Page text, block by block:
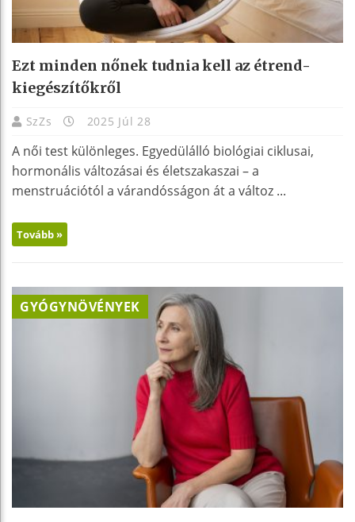
Ezt minden nőnek tudnia kell az étrend-
kiegészítőkről
SzZs 2025 Júl 28
A női test különleges. Egyedülálló biológiai ciklusai,
hormonális változásai és életszakaszai – a
menstruációtól a várandósságon át a változ ...
Tovább »
GYÓGYNÖVÉNYEK